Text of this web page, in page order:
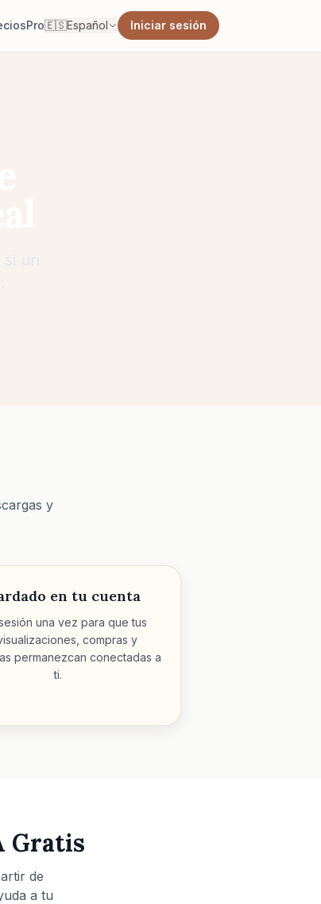
Pro🇪🇸Español Iniciar sesión
y
en tu cuenta
una vez para que tus
compras y
permanezcan conectadas a
ti.
Gratis
de
a tu